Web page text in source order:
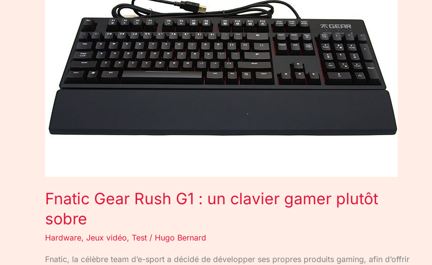
Fnatic Gear Rush G1 : un clavier gamer plutôt
sobre
Hardware, Jeux vidéo, Test / Hugo Bernard
Fnatic, la célèbre team d’e-sport a décidé de développer ses propres produits gaming, afin d’offrir